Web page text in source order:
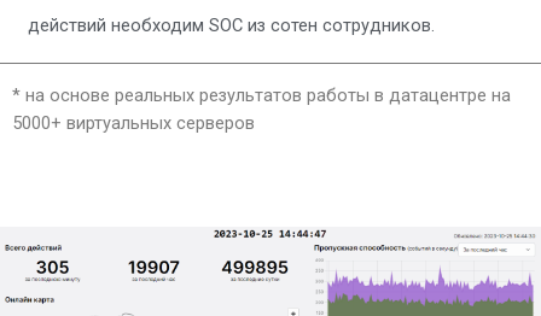
действий необходим SOC из сотен сотрудников.
* на основе реальных результатов работы в датацентре на
5000+ виртуальных серверов